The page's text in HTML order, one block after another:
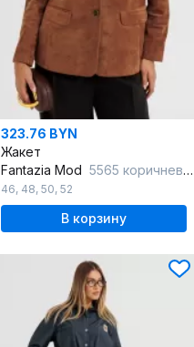
323.76 BYN
Жакет
Fantazia Mod 5565 коричневый
46, 48, 50, 52
В корзину